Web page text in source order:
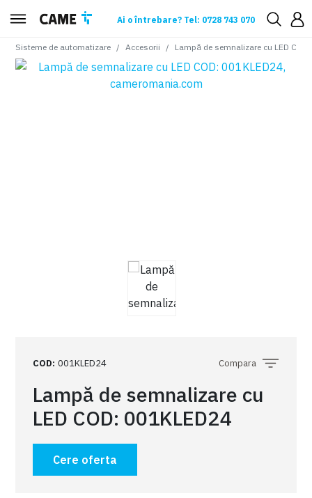
Ai o întrebare? Tel: 0728 743 070
Sisteme de automatizare Accesorii Lampă de semnalizare cu LED
COD: 001KLED24 Compara
Lampă de semnalizare cu
LED COD: 001KLED24
Cere oferta